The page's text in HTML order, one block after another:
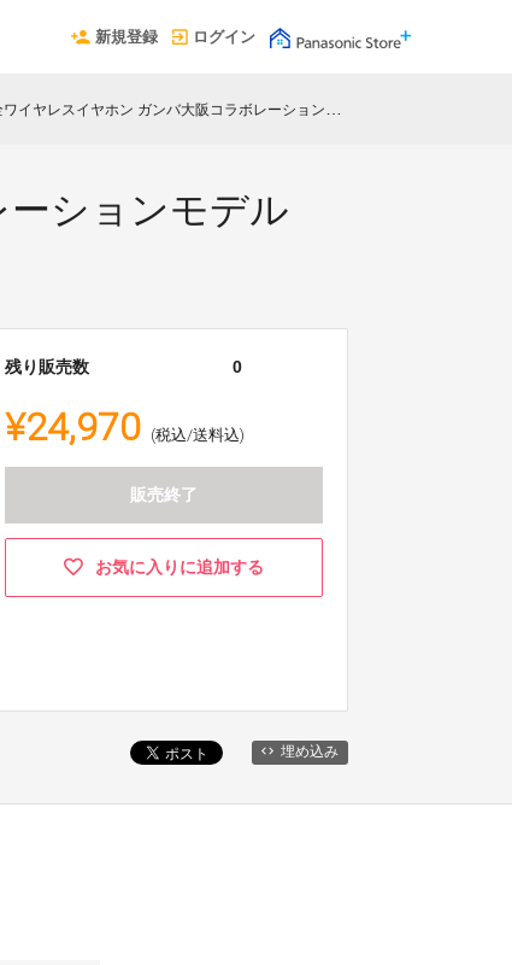
新規登録 ログイン
レスイヤホン ガンバ大阪コラボレーションモデル（SET-GAMBA-S50W-W）
ーションモデル
残り販売数 0
¥24,970 (税込/送料込)
販売終了
お気に入りに追加する
埋め込み